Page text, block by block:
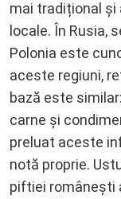
mai tradițional
locale. În Rusia,
Polonia este
aceste regiuni,
bază este
carne și
preluat aceste
notă proprie.
piftiei românești